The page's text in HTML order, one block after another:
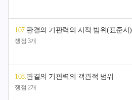
107.판결의 기판력의 시적 범위(표준시)
쟁점 3개
108.판결의 기판력의 객관적 범위
쟁점 2개